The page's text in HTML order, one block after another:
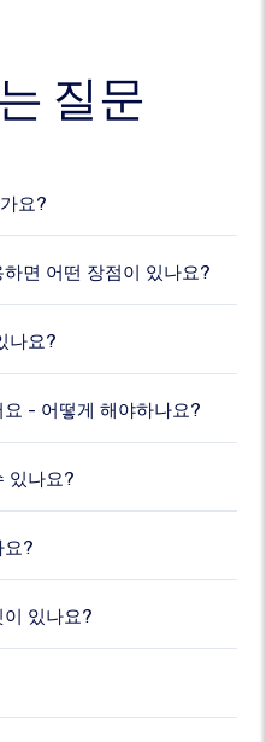
질문
요?
면 어떤 장점이 있나요?
나요?
- 어떻게 해야하나요?
있나요?
요?
있나요?